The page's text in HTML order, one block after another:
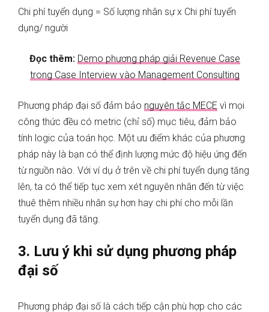
Chi phí tuyển dụng = Số lượng nhân sự x Chi phí tuyển
dụng/ người
Đọc thêm: Demo phương pháp giải Revenue Case
trong Case Interview vào Management Consulting
Phương pháp đại số đảm bảo nguyên tắc MECE vì mọi
công thức đều có metric (chỉ số) mục tiêu, đảm bảo
tính logic của toán học. Một ưu điểm khác của phương
pháp này là bạn có thể định lượng mức độ hiệu ứng đến
từ nguồn nào. Với ví dụ ở trên về chi phí tuyển dụng tăng
lên, ta có thể tiếp tục xem xét nguyên nhân đến từ việc
thuê thêm nhiều nhân sự hơn hay chi phí cho mỗi lần
tuyển dụng đã tăng.
3. Lưu ý khi sử dụng phương pháp
đại số
Phương pháp đại số là cách tiếp cận phù hợp cho các